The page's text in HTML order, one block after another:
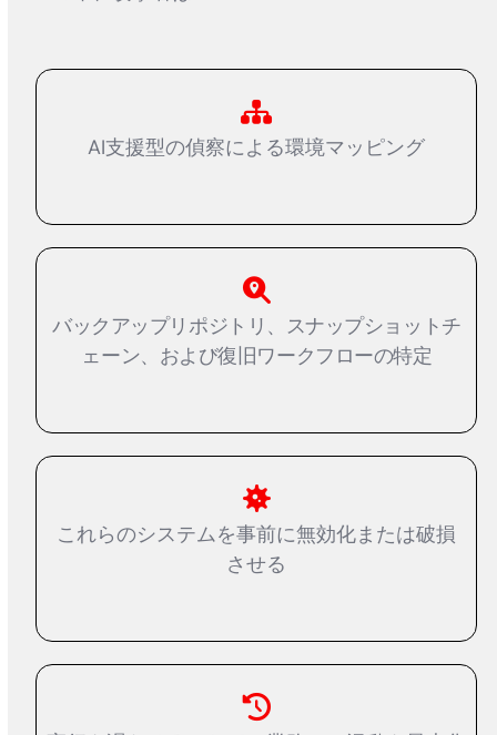
AI支援型の偵察による環境マッピング
バックアップリポジトリ、スナップショットチ
ェーン、および復旧ワークフローの特定
これらのシステムを事前に無効化または破損
させる